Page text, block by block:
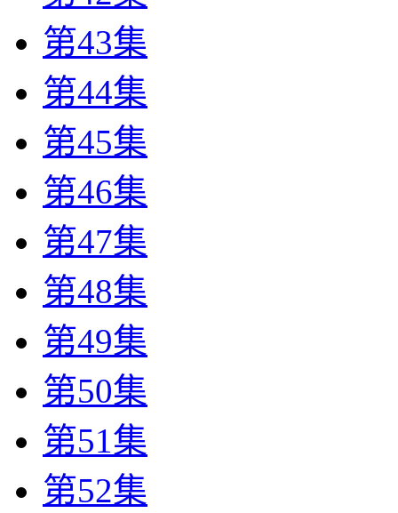
第43集
第44集
第45集
第46集
第47集
第48集
第49集
第50集
第51集
第52集